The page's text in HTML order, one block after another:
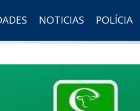
NOTICIAS POLÍCIA